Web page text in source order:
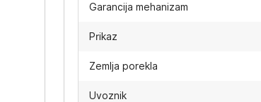
Garancija mehanizam
Prikaz
Zemlja porekla
Uvoznik